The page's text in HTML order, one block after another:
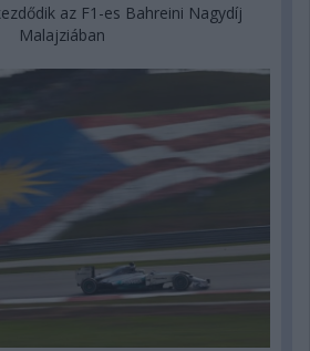
az F1-es Bahreini Nagydíj
Malajziában